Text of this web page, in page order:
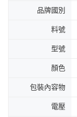
品牌國別
料號
型號
顏色
包裝內容物
電壓